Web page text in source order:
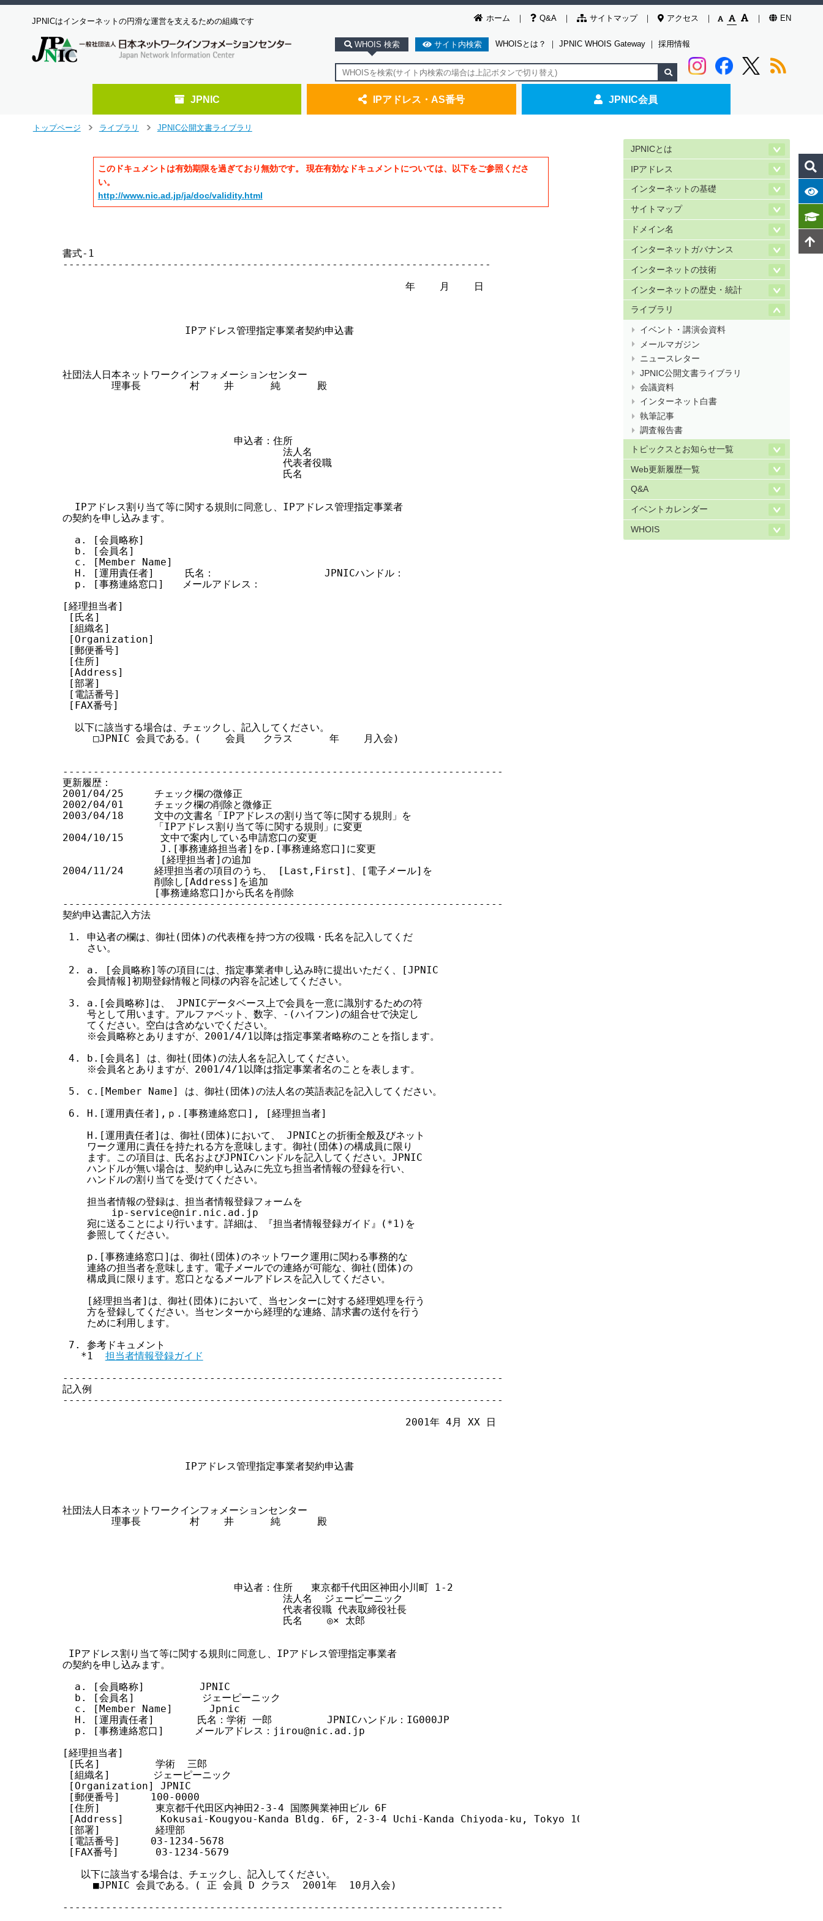
ホーム Q&A サイトマップ アクセス EN
JPNICはインターネットの円滑な運営を支えるための組織です
WHOIS 検索 サイト内検索 WHOISとは？ ｜ JPNIC WHOIS Gateway ｜ 採用情報
JPNIC IPアドレス・AS番号 JPNIC会員
トップページ
ライブラリ
JPNIC公開文書ライブラリ
このドキュメントは有効期限を過ぎており無効です。 現在有効なドキュメントについては、以下をご参照くださ
い。
http://www.nic.ad.jp/ja/doc/validity.html
書式-1
----------------------------------------------------------------------
                                                        年    月    日
                    IPアドレス管理指定事業者契約申込書
社団法人日本ネットワークインフォメーションセンター
        理事長        村    井      純      殿
                            申込者：住所
                                    法人名
                                    代表者役職
                                    氏名
  IPアドレス割り当て等に関する規則に同意し、IPアドレス管理指定事業者
の契約を申し込みます。
  a. [会員略称]
  b. [会員名]
  c. [Member Name]
  H. [運用責任者]     氏名：                  JPNICハンドル：
  p. [事務連絡窓口]   メールアドレス：
[経理担当者]
[氏名]
[組織名]
[Organization]
[郵便番号]
[住所]
[Address]
[部署]
[電話番号]
[FAX番号]
  以下に該当する場合は、チェックし、記入してください。
     □JPNIC 会員である。(    会員   クラス      年    月入会)
------------------------------------------------------------------------
更新履歴：
2001/04/25     チェック欄の微修正
2002/04/01     チェック欄の削除と微修正
2003/04/18     文中の文書名「IPアドレスの割り当て等に関する規則」を
               「IPアドレス割り当て等に関する規則」に変更
2004/10/15      文中で案内している申請窓口の変更
                J.[事務連絡担当者]をp.[事務連絡窓口]に変更
                [経理担当者]の追加
2004/11/24     経理担当者の項目のうち、 [Last,First]、[電子メール]を
               削除し[Address]を追加
               [事務連絡窓口]から氏名を削除
------------------------------------------------------------------------
契約申込書記入方法
1. 申込者の欄は、御社(団体)の代表権を持つ方の役職・氏名を記入してくだ
    さい。
2. a. [会員略称]等の項目には、指定事業者申し込み時に提出いただく、[JPNIC
    会員情報]初期登録情報と同様の内容を記述してください。
3. a.[会員略称]は、 JPNICデータベース上で会員を一意に識別するための符
    号として用います。アルファベット、数字、-(ハイフン)の組合せで決定し
    てください。空白は含めないでください。
    ※会員略称とありますが、2001/4/1以降は指定事業者略称のことを指します。
4. b.[会員名] は、御社(団体)の法人名を記入してください。
    ※会員名とありますが、2001/4/1以降は指定事業者名のことを表します。
5. c.[Member Name] は、御社(団体)の法人名の英語表記を記入してください。
6. H.[運用責任者],ｐ.[事務連絡窓口], [経理担当者]
    H.[運用責任者]は、御社(団体)において、 JPNICとの折衝全般及びネット
    ワーク運用に責任を持たれる方を意味します。御社(団体)の構成員に限り
    ます。この項目は、氏名およびJPNICハンドルを記入してください。JPNIC
    ハンドルが無い場合は、契約申し込みに先立ち担当者情報の登録を行い、
    ハンドルの割り当てを受けてください。
    担当者情報の登録は、担当者情報登録フォームを
        ip-service@nir.nic.ad.jp
    宛に送ることにより行います。詳細は、『担当者情報登録ガイド』(*1)を
    参照してください。
    p.[事務連絡窓口]は、御社(団体)のネットワーク運用に関わる事務的な
    連絡の担当者を意味します。電子メールでの連絡が可能な、御社(団体)の
    構成員に限ります。窓口となるメールアドレスを記入してください。
    [経理担当者]は、御社(団体)において、当センターに対する経理処理を行う
    方を登録してください。当センターから経理的な連絡、請求書の送付を行う
    ために利用します。
7. 参考ドキュメント
   *1
担当者情報登録ガイド
------------------------------------------------------------------------
記入例
------------------------------------------------------------------------
                                                        2001年 4月 XX 日
                    IPアドレス管理指定事業者契約申込書
社団法人日本ネットワークインフォメーションセンター
        理事長        村    井      純      殿
                            申込者：住所   東京都千代田区神田小川町 1-2
                                    法人名  ジェーピーニック
                                    代表者役職 代表取締役社長
                                    氏名    ◎× 太郎
IPアドレス割り当て等に関する規則に同意し、IPアドレス管理指定事業者
の契約を申し込みます。
  a. [会員略称]         JPNIC
  b. [会員名]           ジェーピーニック
  c. [Member Name]      Jpnic
  H. [運用責任者]       氏名：学術 一郎         JPNICハンドル：IG000JP
  p. [事務連絡窓口]     メールアドレス：jirou@nic.ad.jp
[経理担当者]
[氏名]         学術  三郎
[組織名]       ジェーピーニック
[Organization] JPNIC
[郵便番号]     100-0000
[住所]         東京都千代田区内神田2-3-4 国際興業神田ビル 6F
[Address]      Kokusai-Kougyou-Kanda Bldg. 6F, 2-3-4 Uchi-Kanda Chiyoda-ku, Tokyo 100-0047, Japan
[部署]         経理部
[電話番号]     03-1234-5678
[FAX番号]      03-1234-5679
   以下に該当する場合は、チェックし、記入してください。
     ■JPNIC 会員である。( 正 会員 D クラス  2001年  10月入会)
------------------------------------------------------------------------
JPNICとは
IPアドレス
インターネットの基礎
サイトマップ
ドメイン名
インターネットガバナンス
インターネットの技術
インターネットの歴史・統計
ライブラリ
イベント・講演会資料
メールマガジン
ニュースレター
JPNIC公開文書ライブラリ
会議資料
インターネット白書
執筆記事
調査報告書
トピックスとお知らせ一覧
Web更新履歴一覧
Q&A
イベントカレンダー
WHOIS